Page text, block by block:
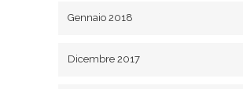
Gennaio 2018
Dicembre 2017